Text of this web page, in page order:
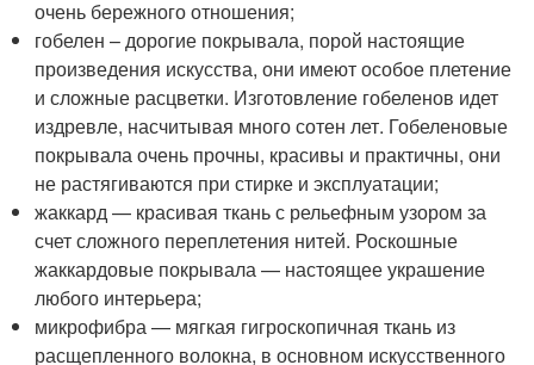
очень бережного отношения;
гобелен – дорогие покрывала, порой настоящие
произведения искусства, они имеют особое плетение
и сложные расцветки. Изготовление гобеленов идет
издревле, насчитывая много сотен лет. Гобеленовые
покрывала очень прочны, красивы и практичны, они
не растягиваются при стирке и эксплуатации;
жаккард — красивая ткань с рельефным узором за
счет сложного переплетения нитей. Роскошные
жаккардовые покрывала — настоящее украшение
любого интерьера;
микрофибра — мягкая гигроскопичная ткань из
расщепленного волокна, в основном искусственного